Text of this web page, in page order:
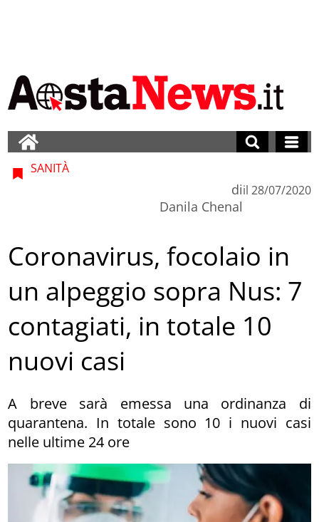
SANITÀ
di
Danila Chenal
il 28/07/2020
Coronavirus, focolaio in
un alpeggio sopra Nus: 7
contagiati, in totale 10
nuovi casi
A breve sarà emessa una ordinanza di
quarantena. In totale sono 10 i nuovi casi
nelle ultime 24 ore